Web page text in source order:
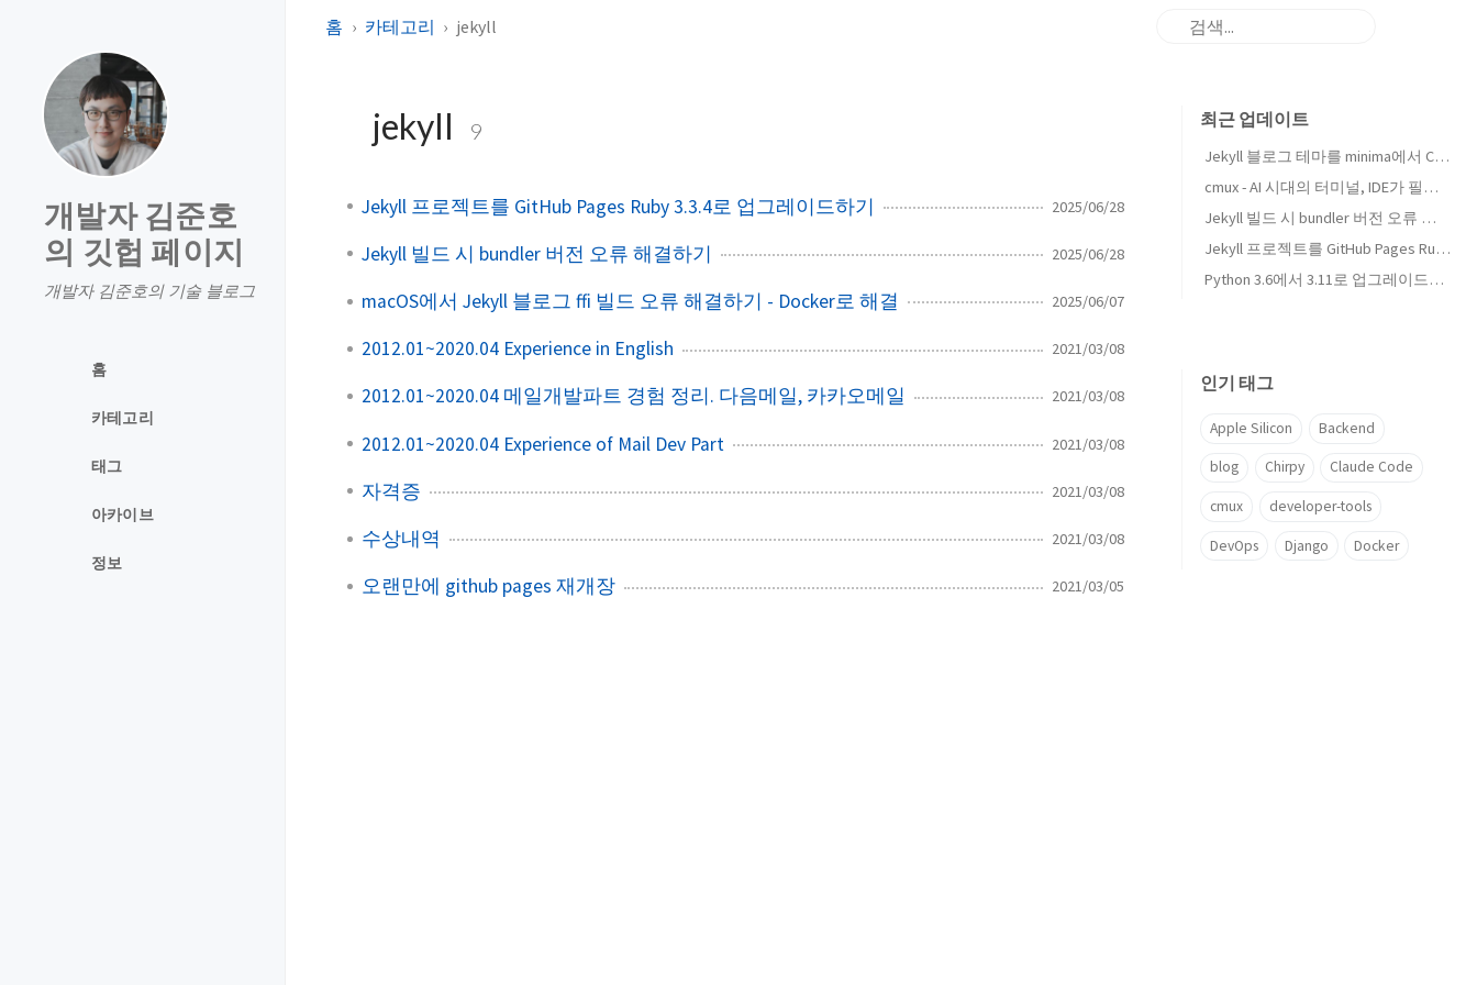
개발자 김준호
의 깃헙 페이지
개발자 김준호의 기술 블로그
홈
카테고리
태그
아카이브
정보
홈 카테고리 jekyll
jekyll 9
Jekyll 프로젝트를 GitHub Pages Ruby 3.3.4로 업그레이드하기 2025/06/28
Jekyll 빌드 시 bundler 버전 오류 해결하기 2025/06/28
macOS에서 Jekyll 블로그 ffi 빌드 오류 해결하기 - Docker로 해결 2025/06/07
2012.01~2020.04 Experience in English 2021/03/08
2012.01~2020.04 메일개발파트 경험 정리. 다음메일, 카카오메일 2021/03/08
2012.01~2020.04 Experience of Mail Dev Part 2021/03/08
자격증 2021/03/08
수상내역 2021/03/08
오랜만에 github pages 재개장 2021/03/05
최근 업데이트
Jekyll 블로그 테마를 minima에서 Chirpy로 교체했습니다
cmux - AI 시대의 터미널, IDE가 필요 없어지는 날이 올까?
Jekyll 빌드 시 bundler 버전 오류 해결하기
Jekyll 프로젝트를 GitHub Pages Ruby 3.3.4로 업그레이드하기
Python 3.6에서 3.11로 업그레이드하며 MongoDB에서 PostgreSQL(Supabase)로 마이그레이션하기
인기 태그
Apple Silicon Backend
blog Chirpy Claude Code
cmux developer-tools
DevOps Django Docker